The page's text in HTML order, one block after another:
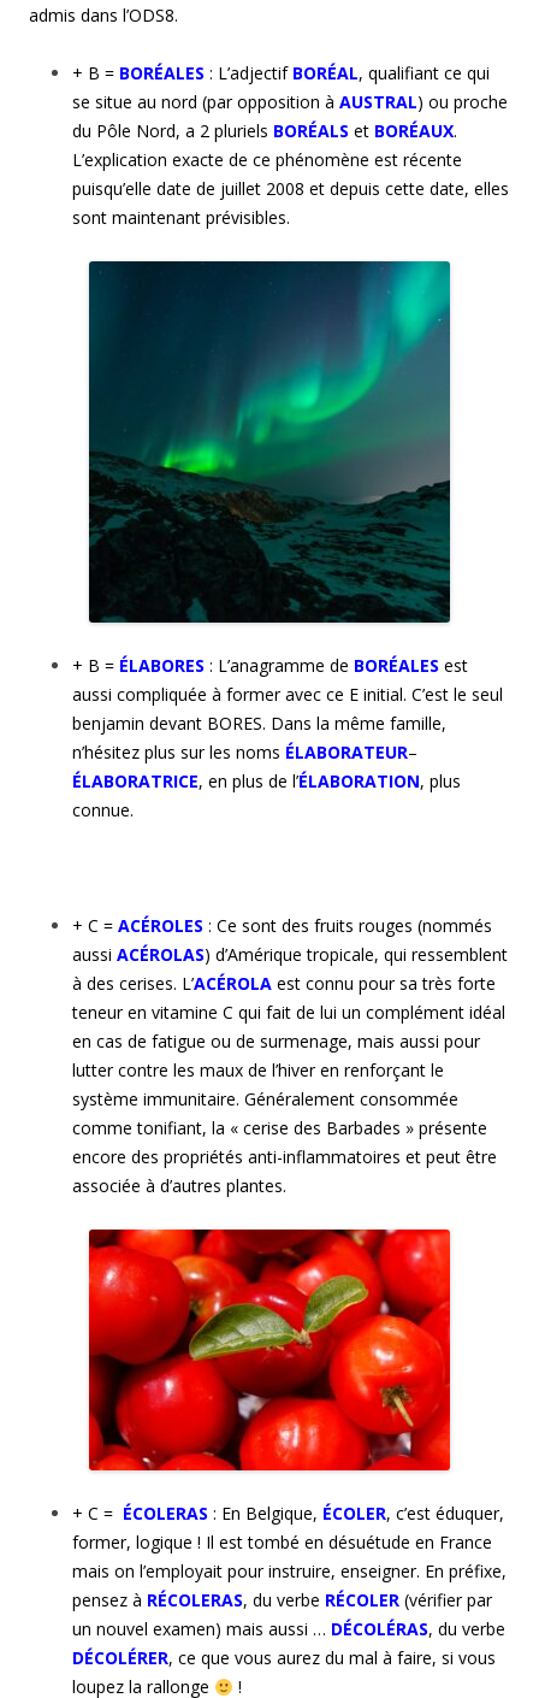
admis dans l’ODS8.
+ B = BORÉALES : L’adjectif BORÉAL, qualifiant ce qui
se situe au nord (par opposition à AUSTRAL) ou proche
du Pôle Nord, a 2 pluriels BORÉALS et BORÉAUX.
L’explication exacte de ce phénomène est récente
puisqu’elle date de juillet 2008 et depuis cette date, elles
sont maintenant prévisibles.
+ B = ÉLABORES : L’anagramme de BORÉALES est
aussi compliquée à former avec ce E initial. C’est le seul
benjamin devant BORES. Dans la même famille,
n’hésitez plus sur les noms ÉLABORATEUR–
ÉLABORATRICE, en plus de l’ÉLABORATION, plus
connue.
+ C = ACÉROLES : Ce sont des fruits rouges (nommés
aussi ACÉROLAS) d’Amérique tropicale, qui ressemblent
à des cerises. L’ACÉROLA est connu pour sa très forte
teneur en vitamine C qui fait de lui un complément idéal
en cas de fatigue ou de surmenage, mais aussi pour
lutter contre les maux de l’hiver en renforçant le
système immunitaire. Généralement consommée
comme tonifiant, la « cerise des Barbades » présente
encore des propriétés anti-inflammatoires et peut être
associée à d’autres plantes.
+ C = ÉCOLERAS : En Belgique, ÉCOLER, c’est éduquer,
former, logique ! Il est tombé en désuétude en France
mais on l’employait pour instruire, enseigner. En préfixe,
pensez à RÉCOLERAS, du verbe RÉCOLER (vérifier par
un nouvel examen) mais aussi … DÉCOLÉRAS, du verbe
DÉCOLÉRER, ce que vous aurez du mal à faire, si vous
loupez la rallonge
!